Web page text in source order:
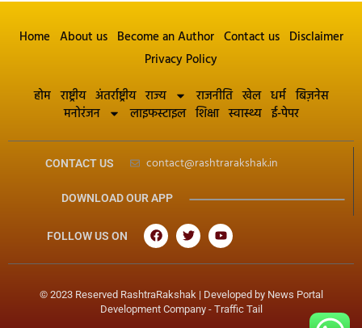
Home About us Become an Author Contact us Disclaimer
Privacy Policy
होम राष्ट्रीय अंतर्राष्ट्रीय राज्य राजनीति खेल धर्म बिज़नेस
मनोरंजन
लाइफस्टाइल शिक्षा स्वास्थ्य ई-पेपर
CONTACT US contact@rashtrarakshak.in
DOWNLOAD OUR APP
FOLLOW US ON
© 2023 Reserved RashtraRakshak | Developed by News Portal
Development Company- Traffic Tail